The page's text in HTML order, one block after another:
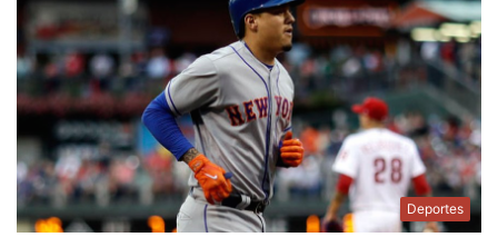
Deportes